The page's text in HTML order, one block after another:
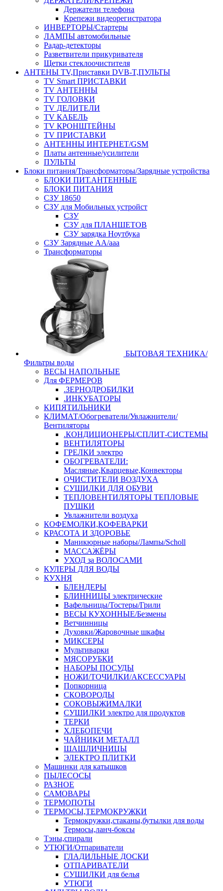
Держатели телефона
Крепежи видеорегистратора
ИНВЕРТОРЫ/Стартеры
ЛАМПЫ автомобильные
Радар-детекторы
Разветвители прикуривателя
Щетки стеклоочистителя
АНТЕНЫ ТV,Приставки DVB-T,ПУЛЬТЫ
TV Smart ПРИСТАВКИ
TV АНТЕННЫ
TV ГОЛОВКИ
TV ДЕЛИТЕЛИ
TV КАБЕЛЬ
TV КРОНШТЕЙНЫ
TV ПРИСТАВКИ
АНТЕННЫ ИНТЕРНЕТ/GSM
Платы антенные/усилители
ПУЛЬТЫ
Блоки питания/Трансформаторы/Зарядные устройства
БЛОКИ ПИТ.АНТЕННЫЕ
БЛОКИ ПИТАНИЯ
СЗУ 18650
СЗУ для Мобильных устройст
СЗУ
СЗУ для ПЛАНШЕТОВ
СЗУ зарядка Ноутбука
СЗУ Зарядные АА/ааа
Трансформаторы
БЫТОВАЯ ТЕХНИКА/
Фильтры воды
ВЕСЫ НАПОЛЬНЫЕ
Для ФЕРМЕРОВ
.ЗЕРНОДРОБИЛКИ
.ИНКУБАТОРЫ
КИПЯТИЛЬНИКИ
КЛИМАТ/Обогреватели/Увлажнители/
Вентиляторы
.КОНДИЦИОНЕРЫ/СПЛИТ-СИСТЕМЫ
ВЕНТИЛЯТОРЫ
ГРЕЛКИ электро
ОБОГРЕВАТЕЛИ:
Масляные,Кварцевые,Конвекторы
ОЧИСТИТЕЛИ ВОЗДУХА
СУШИЛКИ ДЛЯ ОБУВИ
ТЕПЛОВЕНТИЛЯТОРЫ ТЕПЛОВЫЕ
ПУШКИ
Увлажнители воздуха
КОФЕМОЛКИ,КОФЕВАРКИ
КРАСОТА И ЗДОРОВЬЕ
Маникюрные наборы/Лампы/Scholl
МАССАЖЁРЫ
УХОД за ВОЛОСАМИ
КУЛЕРЫ ДЛЯ ВОДЫ
КУХНЯ
БЛЕНДЕРЫ
БЛИННИЦЫ электрические
Вафельницы/Тостеры/Грили
ВЕСЫ КУХОННЫЕ/Безмены
Ветчинницы
Духовки/Жаровочные шкафы
МИКСЕРЫ
Мультиварки
МЯСОРУБКИ
НАБОРЫ ПОСУДЫ
НОЖИ/ТОЧИЛКИ/АКСЕССУАРЫ
Попкорница
СКОВОРОДЫ
СОКОВЫЖИМАЛКИ
СУШИЛКИ электро для продуктов
ТЕРКИ
ХЛЕБОПЕЧИ
ЧАЙНИКИ МЕТАЛЛ
ШАШЛИЧНИЦЫ
ЭЛЕКТРО ПЛИТКИ
Машинки для катышков
ПЫЛЕСОСЫ
РАЗНОЕ
САМОВАРЫ
ТЕРМОПОТЫ
ТЕРМОСЫ,ТЕРМОКРУЖКИ
Термокружки,стаканы,бутылки для воды
Термосы,ланч-боксы
Тэны,спирали
УТЮГИ/Отпариватели
ГЛАДИЛЬНЫЕ ДОСКИ
ОТПАРИВАТЕЛИ
СУШИЛКИ для белья
УТЮГИ